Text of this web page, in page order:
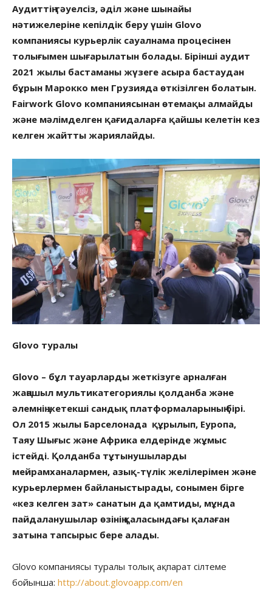
Аудиттің тәуелсіз, әділ және шынайы
нәтижелеріне кепілдік беру үшін Glovo
компаниясы курьерлік сауалнама процесінен
толығымен шығарылатын болады. Бірінші аудит
2021 жылы бастаманы жүзеге асыра бастаудан
бұрын Марокко мен Грузияда өткізілген болатын.
Fairwork Glovo компаниясынан өтемақы алмайды
және мәлімделген қағидаларға қайшы келетін кез
келген жайтты жариялайды.
Glovo туралы
Glovo – бұл тауарларды жеткізуге арналған
жаңашыл мультикатегориялы қолданба және
әлемнің жетекші сандық платформаларының бірі.
Ол 2015 жылы Барселонада құрылып, Еуропа,
Таяу Шығыс және Африка елдерінде жұмыс
істейді. Қолданба тұтынушыларды
мейрамханалармен, азық-түлік желілерімен және
курьерлермен байланыстырады, сонымен бірге
«кез келген зат» санатын да қамтиды, мұнда
пайдаланушылар өзінің қаласындағы қалаған
затына тапсырыс бере алады.
Glovo компаниясы туралы толық ақпарат сілтеме
бойынша: http://about.glovoapp.com/en